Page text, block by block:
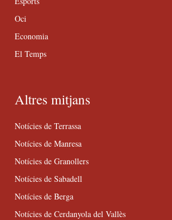
Oci
Economia
El Temps
Altres mitjans
Notícies de Terrassa
Notícies de Manresa
Notícies de Granollers
Notícies de Sabadell
Notícies de Berga
Notícies de Cerdanyola del Vallès